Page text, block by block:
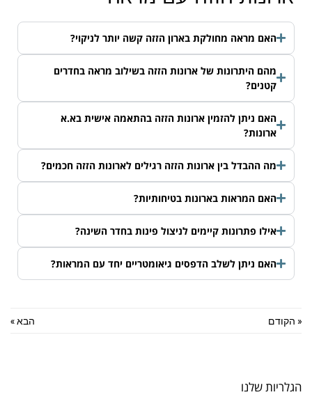
האם מראה מחולקת בארון הזזה קשה יותר לניקוי?
מהם היתרונות של ארונות הזזה בשילוב מראה בחדרים
קטנים?
האם ניתן להזמין ארונות הזזה בהתאמה אישית בא.א
ארונות?
מה ההבדל בין ארונות הזזה רגילים לארונות הזזה חכמים?
האם המראות בארונות בטיחותיות?
אילו פתרונות קיימים לניצול פינות בחדר השינה?
האם ניתן לשלב הדפסים גיאומטריים יחד עם המראות?
« הקודם הבא »
הגלריות שלנו